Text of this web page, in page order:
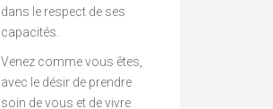
dans le respect de ses
capacités.
Venez comme vous êtes,
avec le désir de prendre
soin de vous et de vivre